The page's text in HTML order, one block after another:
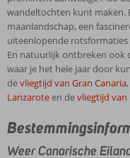
wandeltochten kunt maken.
maanlandschap, een
uiteenlopende rotsformaties
En natuurlijk ontbreken ook
waar je het hele jaar door
devliegtijd van Gran Canaria
Lanzaroteen devliegtijd
Weer Canarische